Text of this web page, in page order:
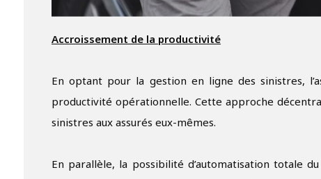
Accroissement de la productivité
En optant pour la gestion en ligne des sinistres,
productivité opérationnelle. Cette approche
sinistres aux assurés eux-mêmes.
En parallèle, la possibilité d’automatisation totale